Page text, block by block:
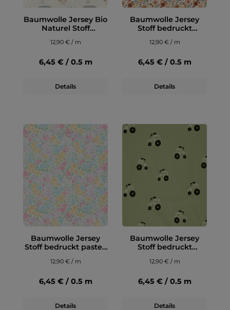
Baumwolle Jersey Bio
Naturel Stoff
bedruckt Surf Bus
Wollweiß
12,90 € / m
6,45 € / 0.5 m
Details
Baumwolle Jersey
Stoff bedruckt
Blumen Wollweiß
12,90 € / m
6,45 € / 0.5 m
Details
Baumwolle Jersey
Stoff bedruckt pastell
12,90 € / m
6,45 € / 0.5 m
Details
Baumwolle Jersey
Stoff bedruckt
12,90 € / m
6,45 € / 0.5 m
Details